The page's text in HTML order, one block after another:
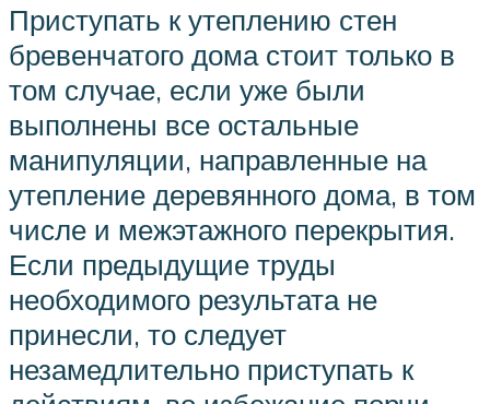
Приступать к утеплению стен
бревенчатого дома стоит только в
том случае, если уже были
выполнены все остальные
манипуляции, направленные на
утепление деревянного дома, в том
числе и межэтажного перекрытия.
Если предыдущие труды
необходимого результата не
принесли, то следует
незамедлительно приступать к